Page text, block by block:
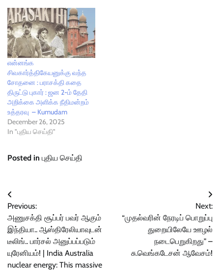
என்னங்க
சிவகார்த்திகேயனுக்கு வந்த
சோதனை : பராசக்தி கதை
திருட்டு புகார் : ஜன 2-ம் தேதி
அறிக்கை அளிக்க நீதிமன்றம்
உத்தரவு – Kumudam
December 26, 2025
In "புதிய செய்தி"
Posted in புதிய செய்தி
Post
navigation
Previous:
அணுசக்தி சூப்பர் பவர் ஆகும்
இந்தியா.. ஆஸ்திரேலியாவுடன்
டீலிங்.. பார்சல் அனுப்பப்படும்
யுரேனியம்! | India Australia
nuclear energy: This massive
Next:
“முதல்வரின் நேரடிப் பொறுப்பு
துறையிலேயே ஊழல்
நடைபெறுகிறது" –
சு.வெங்கடேசன் ஆவேசம்!